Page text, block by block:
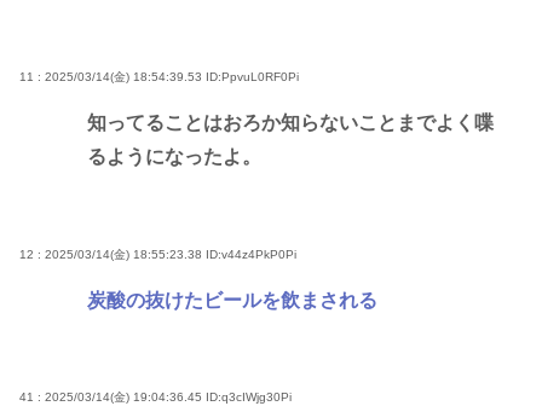
11 : 2025/03/14(金) 18:54:39.53 ID:PpvuL0RF0Pi
知ってることはおろか知らないことまでよく喋
るようになったよ。
12 : 2025/03/14(金) 18:55:23.38 ID:v44z4PkP0Pi
炭酸の抜けたビールを飲まされる
41 : 2025/03/14(金) 19:04:36.45 ID:q3cIWjg30Pi